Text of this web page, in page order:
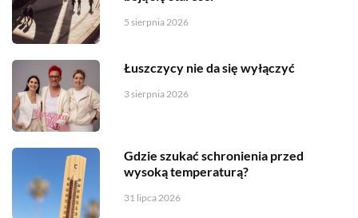
5 sierpnia 2026
Łuszczycy nie da się wyłączyć
3 sierpnia 2026
Gdzie szukać schronienia przed
wysoką temperaturą?
31 lipca 2026